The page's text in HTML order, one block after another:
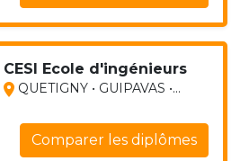
CESI Ecole d'ingénieurs
QUETIGNY • GUIPAVAS •...
Comparer les diplômes